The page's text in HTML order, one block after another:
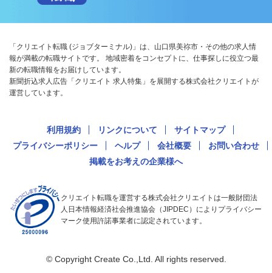
「クリエイト転職 (ジョブターミナル)」は、山口県美祢市・その他の求人情
報が満載の転職サイトです。 地域密着をコンセプトに、仕事探しに役立つ最
新の転職情報をお届けしています。
新聞折込求人広告「クリエイト 求人特集」を展開する株式会社クリエイトが
運営しています。
利用規約 リンクについて
サイトマップ
プライバシーポリシー
ヘルプ 会社概要
お問い合わせ
掲載をお考えの企業様へ
クリエイト転職を運営する株式会社クリエイトは一般財団法
人日本情報経済社会推進協会（JIPDEC）によりプライバシー
マーク使用許諾事業者に認定されています。
© Copyright Create Co.,Ltd. All rights reserved.